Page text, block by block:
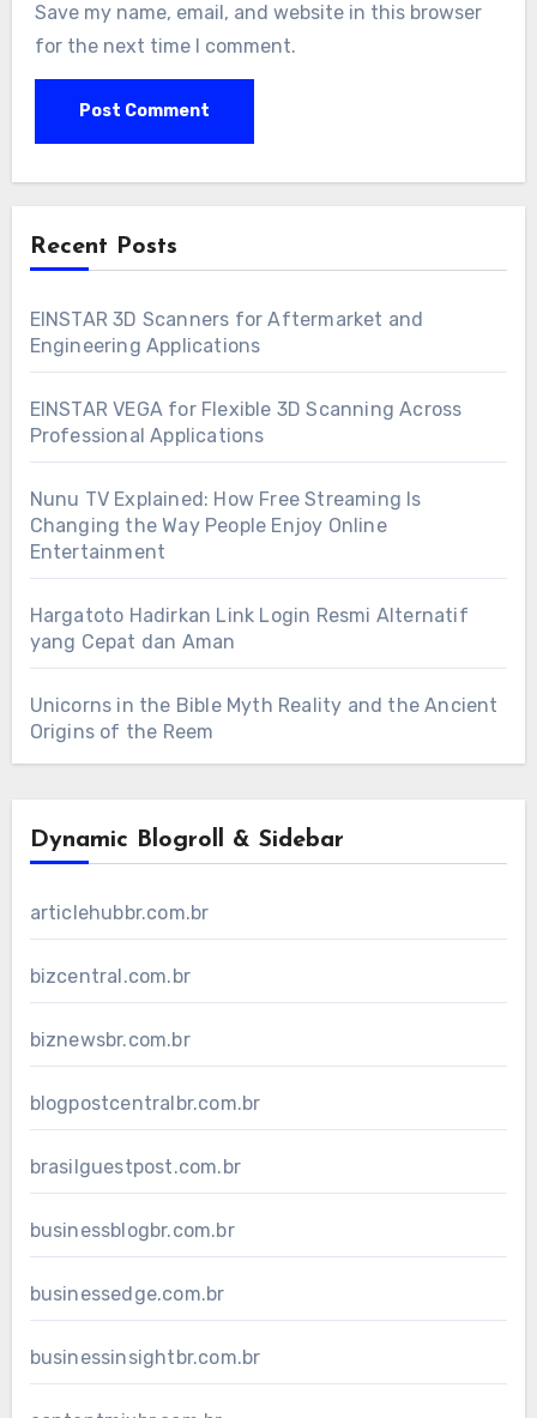
Save my name, email, and website in this browser
for the next time I comment.
Recent Posts
EINSTAR 3D Scanners for Aftermarket and
Engineering Applications
EINSTAR VEGA for Flexible 3D Scanning Across
Professional Applications
Nunu TV Explained: How Free Streaming Is
Changing the Way People Enjoy Online
Entertainment
Hargatoto Hadirkan Link Login Resmi Alternatif
yang Cepat dan Aman
Unicorns in the Bible Myth Reality and the Ancient
Origins of the Reem
Dynamic Blogroll & Sidebar
articlehubbr.com.br
bizcentral.com.br
biznewsbr.com.br
blogpostcentralbr.com.br
brasilguestpost.com.br
businessblogbr.com.br
businessedge.com.br
businessinsightbr.com.br